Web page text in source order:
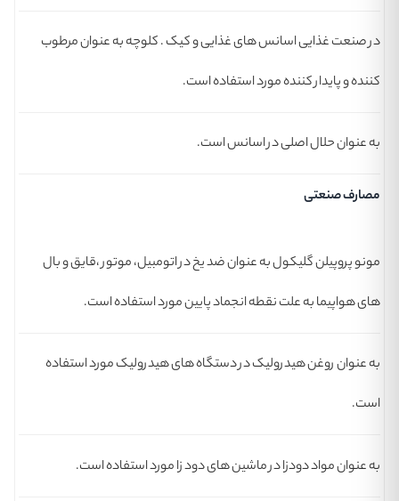
در صنعت غذایی اسانس های غذایی و کیک . کلوچه به عنوان مرطوب
کننده و پایدار کننده مورد استفاده است.
به عنوان حلال اصلی در اسانس است.
مصارف صنعتی
مونو پروپیلن گلیکول به عنوان ضد یخ در اتومبیل، موتور ،قایق و بال
های هواپیما به علت نقطه انجماد پایین مورد استفاده است.
به عنوان روغن هیدرولیک در دستگاه های هیدرولیک مورد استفاده
است.
به عنوان مواد دودزا در ماشین های دود زا مورد استفاده است.